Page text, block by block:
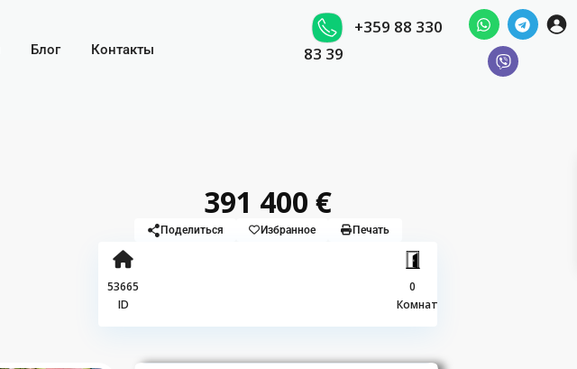
Блог Контакты
+359 88 330
83 39
391 400 €
Поделиться Избранное Печать
53665
ID
0
Комнат